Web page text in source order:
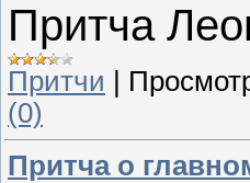
Притча
Притчи
(0)
Притча о